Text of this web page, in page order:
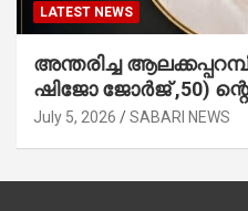
LATEST NEWS
അന്തരിച്ച
ഷിജോ ജോർജ് ,50)
July 5, 2026 SABARI NEWS